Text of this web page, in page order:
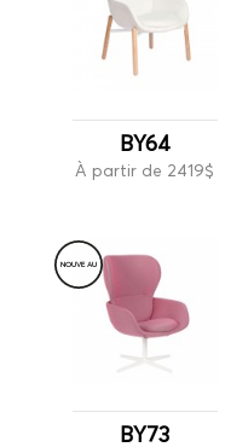
BY64
À partir de 2419$
NOUVEAU
BY73